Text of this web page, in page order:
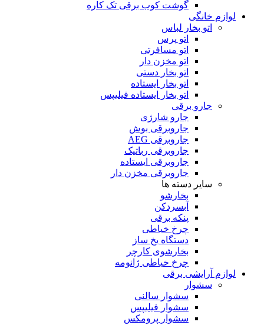
گوشت کوب برقی تک کاره
لوازم خانگی
اتو بخار لباس
اتو پرس
اتو مسافرتی
اتو مخزن دار
اتو بخار دستی
اتو بخار ایستاده
اتو بخار ایستاده فیلیپس
جارو برقی
جارو شارژی
جاروبرقی بوش
جاروبرقی AEG
جاروبرقی رباتیک
جاروبرقی ایستاده
جاروبرقی مخزن دار
سایر دسته ها
بخارشو
آبسردکن
پنکه برقی
چرخ خیاطی
دستگاه یخ ساز
بخارشوی کارچر
چرخ خیاطی ژانومه
لوازم آرایشی برقی
سشوار
سشوار سالنی
سشوار فیلیپس
سشوار پرومکس